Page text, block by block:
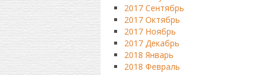
2017 Сентябрь
2017 Октябрь
2017 Ноябрь
2017 Декабрь
2018 Январь
2018 Февраль